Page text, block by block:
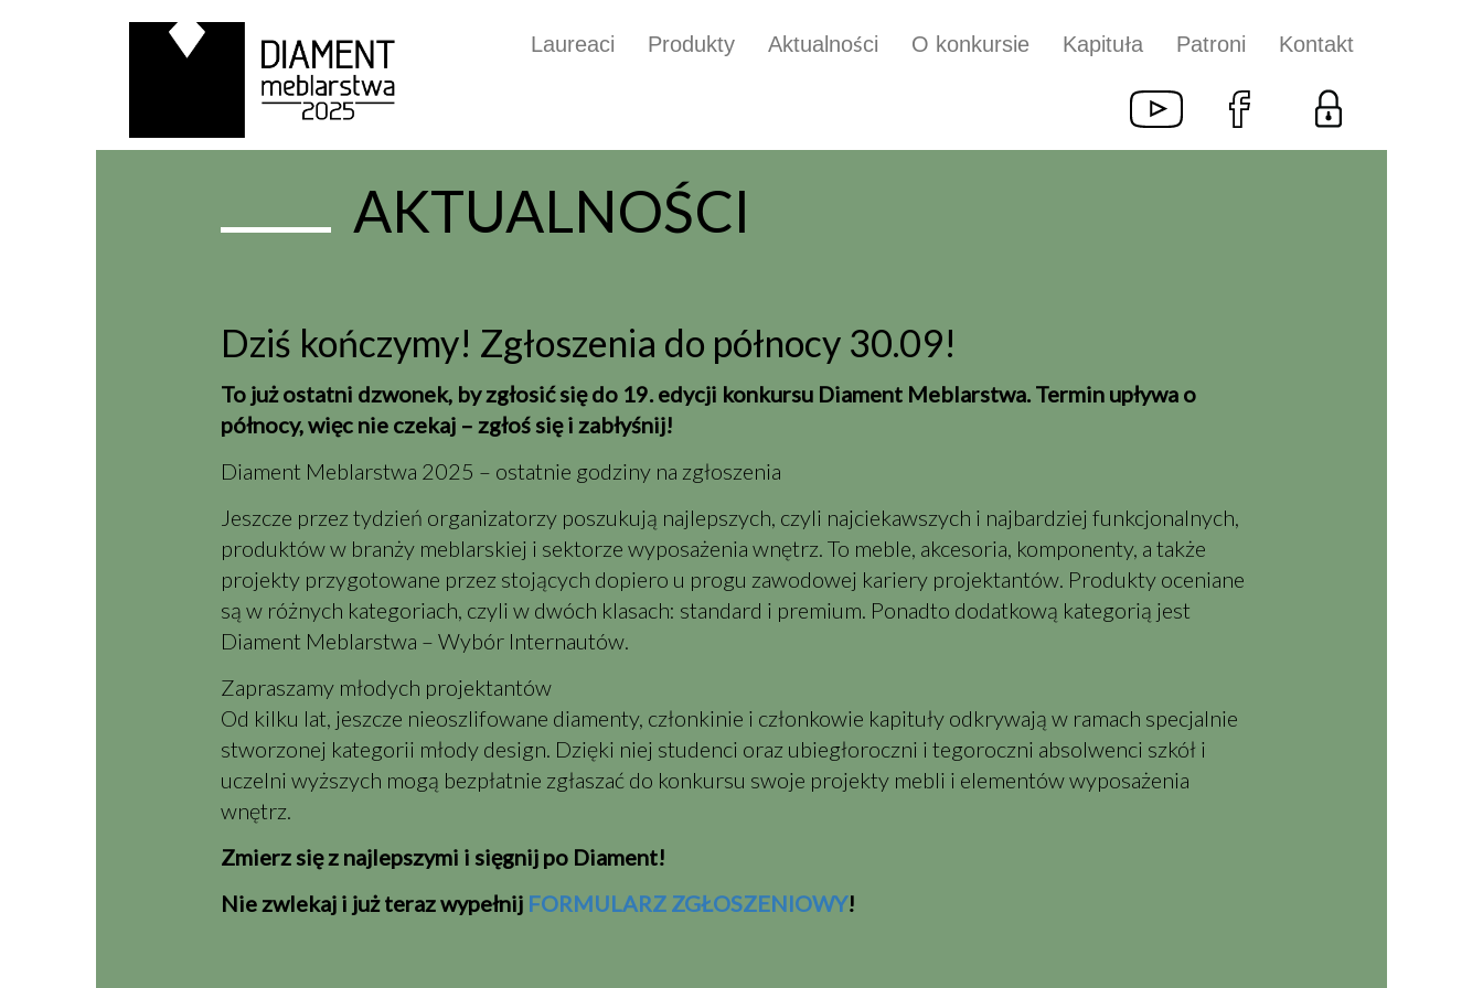
Laureaci Produkty Aktualności O konkursie Kapituła Patroni Kontakt
AKTUALNOŚCI
Dziś kończymy! Zgłoszenia do północy 30.09!
To już ostatni dzwonek, by zgłosić się do 19. edycji konkursu Diament Meblarstwa. Termin upływa o
północy, więc nie czekaj – zgłoś się i zabłyśnij!
Diament Meblarstwa 2025 – ostatnie godziny na zgłoszenia
Jeszcze przez tydzień organizatorzy poszukują najlepszych, czyli najciekawszych i najbardziej funkcjonalnych,
produktów w branży meblarskiej i sektorze wyposażenia wnętrz. To meble, akcesoria, komponenty, a także
projekty przygotowane przez stojących dopiero u progu zawodowej kariery projektantów. Produkty oceniane
są w różnych kategoriach, czyli w dwóch klasach: standard i premium. Ponadto dodatkową kategorią jest
Diament Meblarstwa – Wybór Internautów.
Zapraszamy młodych projektantów
Od kilku lat, jeszcze nieoszlifowane diamenty, członkinie i członkowie kapituły odkrywają w ramach specjalnie
stworzonej kategorii młody design. Dzięki niej studenci oraz ubiegłoroczni i tegoroczni absolwenci szkół i
uczelni wyższych mogą bezpłatnie zgłaszać do konkursu swoje projekty mebli i elementów wyposażenia
wnętrz.
Zmierz się z najlepszymi i sięgnij po Diament!
Nie zwlekaj i już teraz wypełnij FORMULARZ ZGŁOSZENIOWY!